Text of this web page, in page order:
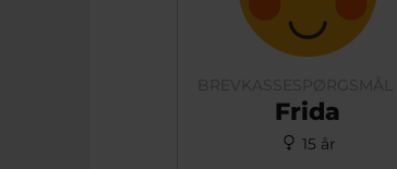
BREVKASSESPØRGSMÅL
Frida
15 år